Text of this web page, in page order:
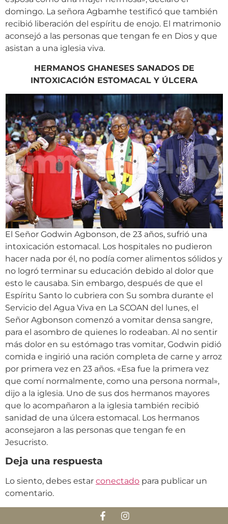
domingo. La señora Agbamhe testificó que también
recibió liberación del espíritu de enojo. El matrimonio
aconsejó a las personas que tengan fe en Dios y que
asistan a una iglesia viva.
HERMANOS GHANESES SANADOS DE
INTOXICACIÓN ESTOMACAL Y ÚLCERA
El Señor Godwin Agbonson, de 23 años, sufrió una
intoxicación estomacal. Los hospitales no pudieron
hacer nada por él, no podía comer alimentos sólidos y
no logró terminar su educación debido al dolor que
esto le causaba. Sin embargo, después de que el
Espíritu Santo lo cubriera con Su sombra durante el
Servicio del Agua Viva en La SCOAN del lunes, el
Señor Agbonson comenzó a vomitar densa sangre,
para el asombro de quienes lo rodeaban. Al no sentir
más dolor en su estómago tras vomitar, Godwin pidió
comida e ingirió una ración completa de carne y arroz
por primera vez en 23 años. «Esa fue la primera vez
que comí normalmente, como una persona normal»,
dijo a la iglesia. Uno de sus dos hermanos mayores
que lo acompañaron a la iglesia también recibió
sanidad de una úlcera estomacal. Los hermanos
aconsejaron a las personas que tengan fe en
Jesucristo.
Deja una respuesta
Lo siento, debes estar conectado para publicar un
comentario.